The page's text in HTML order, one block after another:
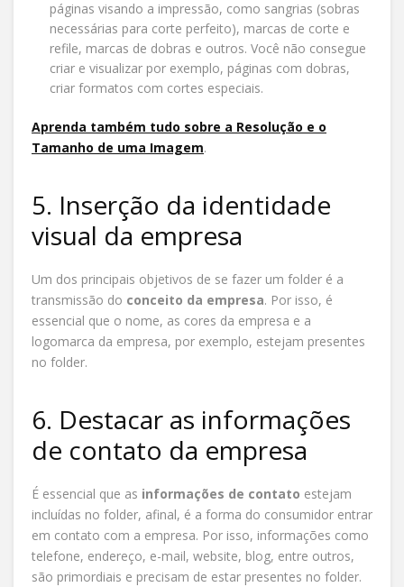
páginas visando a impressão, como sangrias (sobras
necessárias para corte perfeito), marcas de corte e
refile, marcas de dobras e outros. Você não consegue
criar e visualizar por exemplo, páginas com dobras,
criar formatos com cortes especiais.
Aprenda também tudo sobre a Resolução e o
Tamanho de uma Imagem.
5. Inserção da identidade
visual da empresa
Um dos principais objetivos de se fazer um folder é a
transmissão do conceito da empresa. Por isso, é
essencial que o nome, as cores da empresa e a
logomarca da empresa, por exemplo, estejam presentes
no folder.
6. Destacar as informações
de contato da empresa
É essencial que as informações de contato estejam
incluídas no folder, afinal, é a forma do consumidor entrar
em contato com a empresa. Por isso, informações como
telefone, endereço, e-mail, website, blog, entre outros,
são primordiais e precisam de estar presentes no folder.